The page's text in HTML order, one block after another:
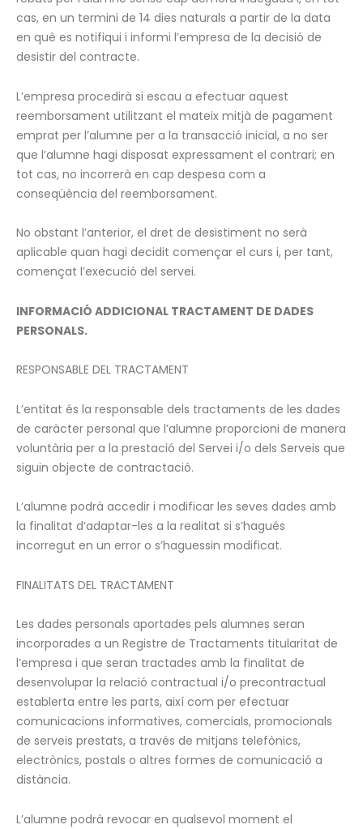
cas, en un termini de 14 dies naturals a partir de la data
en què es notifiqui i informi l’empresa de la decisió de
desistir del contracte.
L’empresa procedirà si escau a efectuar aquest
reemborsament utilitzant el mateix mitjà de pagament
emprat per l’alumne per a la transacció inicial, a no ser
que l’alumne hagi disposat expressament el contrari; en
tot cas, no incorrerà en cap despesa com a
conseqüència del reemborsament.
No obstant l’anterior, el dret de desistiment no serà
aplicable quan hagi decidit començar el curs i, per tant,
començat l’execució del servei.
INFORMACIÓ ADDICIONAL TRACTAMENT DE DADES
PERSONALS.
RESPONSABLE DEL TRACTAMENT
L’entitat és la responsable dels tractaments de les dades
de caràcter personal que l’alumne proporcioni de manera
voluntària per a la prestació del Servei i/o dels Serveis que
siguin objecte de contractació.
L’alumne podrà accedir i modificar les seves dades amb
la finalitat d’adaptar-les a la realitat si s’hagués
incorregut en un error o s’haguessin modificat.
FINALITATS DEL TRACTAMENT
Les dades personals aportades pels alumnes seran
incorporades a un Registre de Tractaments titularitat de
l’empresa i que seran tractades amb la finalitat de
desenvolupar la relació contractual i/o precontractual
establerta entre les parts, així com per efectuar
comunicacions informatives, comercials, promocionals
de serveis prestats, a través de mitjans telefònics,
electrònics, postals o altres formes de comunicació a
distància.
L’alumne podrà revocar en qualsevol moment el